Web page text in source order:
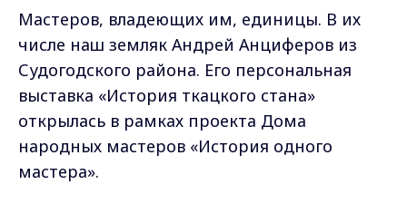
Мастеров, владеющих им, единицы. В их
числе наш земляк Андрей Анциферов из
Судогодского района. Его персональная
выставка «История ткацкого стана»
открылась в рамках проекта Дома
народных мастеров «История одного
мастера».